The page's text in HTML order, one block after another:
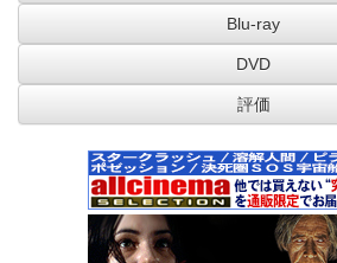
Blu-ray
DVD
評価